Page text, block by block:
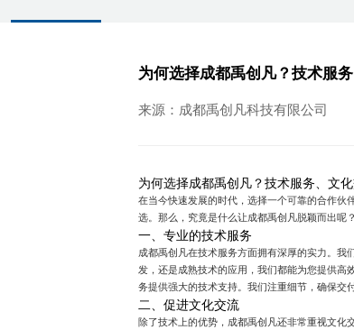
为何选择成都禹创凡？技术服
来源：成都禹创凡科技有限公司
为何选择成都禹创凡？技术服务、文
在当今快速发展的时代，选择一个可靠的合作
选。那么，究竟是什么让成都禹创凡脱颖而出呢
一、专业的技术服务
成都禹创凡在技术服务方面拥有深厚的实力。
发，还是成熟技术的应用，我们都能为您提供高
务提供强大的技术支持。我们注重细节，确保交
二、促进文化交流
除了技术上的优势，成都禹创凡还非常重视文化